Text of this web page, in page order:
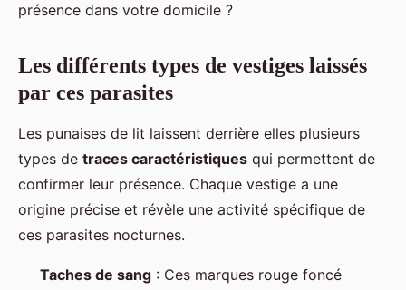
présence dans votre domicile ?
Les différents types de vestiges laissés
par ces parasites
Les punaises de lit laissent derrière elles plusieurs
types de traces caractéristiques qui permettent de
confirmer leur présence. Chaque vestige a une
origine précise et révèle une activité spécifique de
ces parasites nocturnes.
Taches de sang : Ces marques rouge foncé